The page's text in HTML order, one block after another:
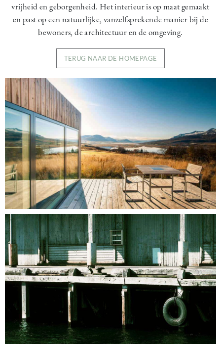
vrijheid en geborgenheid. Het interieur is op maat gemaakt
en past op een natuurlijke, vanzelfsprekende manier bij de
bewoners, de architectuur en de omgeving.
TERUG NAAR DE HOMEPAGE
Image
Image